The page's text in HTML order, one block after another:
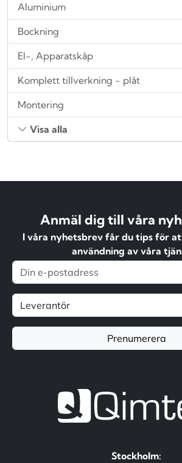
Aluminium
Bockning
El-, Apparatskåp
Komplett tillverkning - plåt
Montering
Visa alla
Anmäl dig till våra
I våra nyhetsbrev får du tips för
användning av våra
Prenumerera
Stockholm: